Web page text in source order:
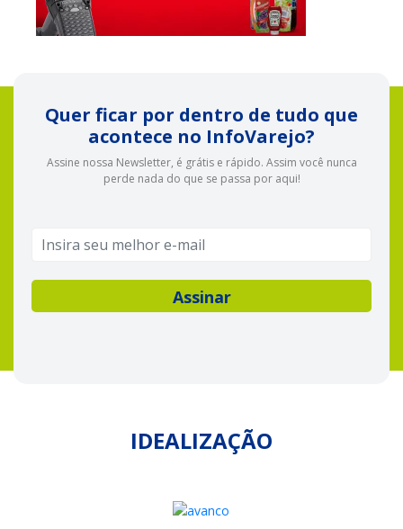
Quer ficar por dentro de tudo que
acontece no InfoVarejo?
Assine nossa Newsletter, é grátis e rápido. Assim você nunca
perde nada do que se passa por aqui!
IDEALIZAÇÃO